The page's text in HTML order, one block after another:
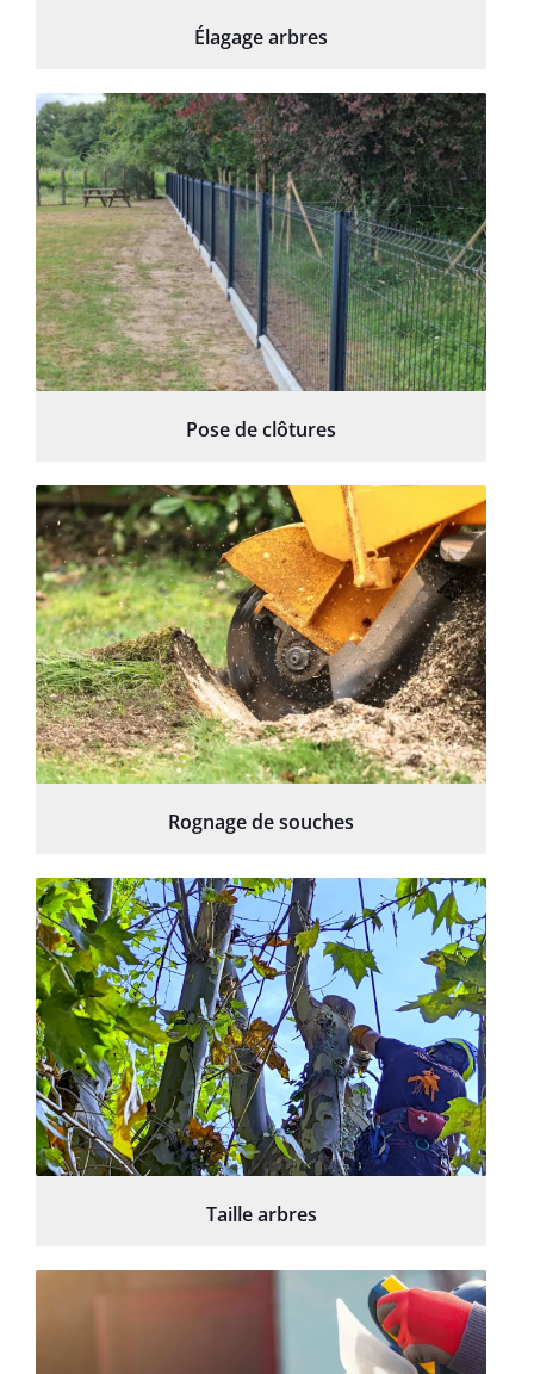
Élagage arbres
Pose de clôtures
Rognage de souches
Taille arbres